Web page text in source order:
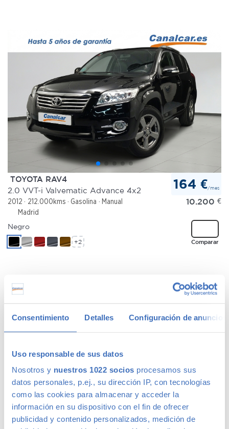
Consentimiento Detalles Configuración de anuncios
Uso responsable de sus datos
Nosotros y nuestros 1022 socios procesamos sus
datos personales, p.ej., su dirección IP, con tecnologías
como las cookies para almacenar y acceder la
información en su dispositivo con el fin de ofrecer
publicidad y contenido personalizados, medición de
TOYOTA RAV4
2.0 VVT-i Valvematic Advance 4x2
2012 212.000kms Gasolina
Manual
Madrid
164 €/mes
10.200 €
Comparar
Negro
+2
MAZDA MAZDA3
2009 199.489kms Diésel
Manual
Madrid
91 €
5290
JEEP RENEGADE